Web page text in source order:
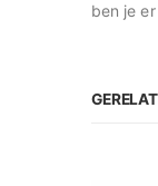
ben je